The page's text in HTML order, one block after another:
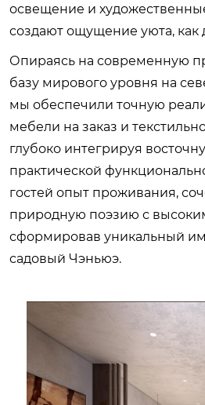
освещение и
создают ощущение уюта, как
Опираясь на современную
базу мирового уровня на
мы обеспечили точную
мебели на заказ и
глубоко интегрируя
практической
гостей опыт проживания,
природную поэзию с
сформировав уникальный
садовый Чэньюэ.